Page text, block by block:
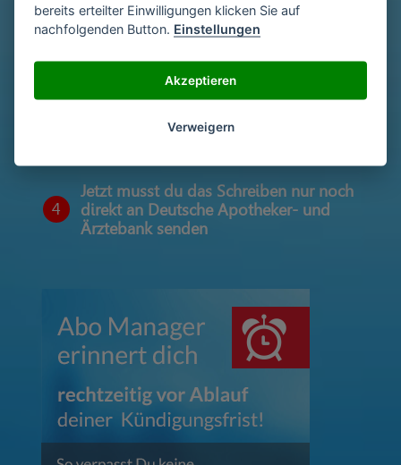
2
Gib deinen Namen und deine Adresse
ein
Unterschriebe das Schreiben mit deinem
Namen oder lade eine Unterschrift hoch
4
Jetzt musst du das Schreiben nur noch
direkt an Deutsche Apotheker- und
Ärztebank senden
bereits erteilter Einwilligungen klicken Sie auf
nachfolgenden Button. Einstellungen
Akzeptieren
Verweigern